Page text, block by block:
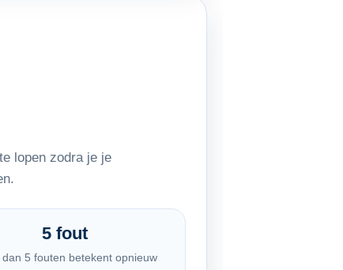
lopen zodra je je
5 fout
dan 5 fouten betekent opnieuw